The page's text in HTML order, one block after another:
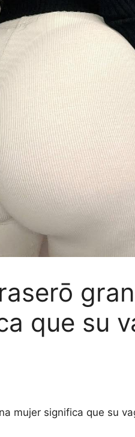
que su
mujer significa que su